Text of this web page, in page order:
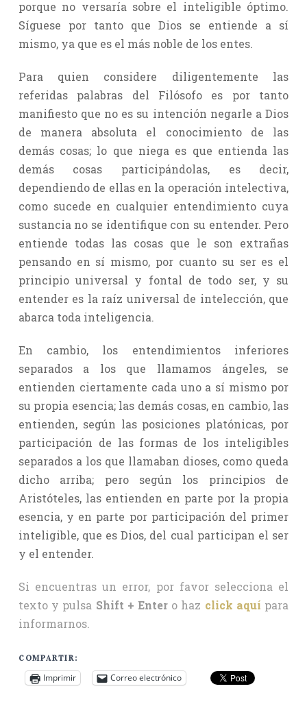
porque no versaría sobre el inteligible óptimo.
Síguese por tanto que Dios se entiende a sí
mismo, ya que es el más noble de los entes.
Para quien considere diligentemente las
referidas palabras del Filósofo es por tanto
manifiesto que no es su intención negarle a Dios
de manera absoluta el conocimiento de las
demás cosas; lo que niega es que entienda las
demás cosas participándolas, es decir,
dependiendo de ellas en la operación intelectiva,
como sucede en cualquier entendimiento cuya
sustancia no se identifique con su entender. Pero
entiende todas las cosas que le son extrañas
pensando en sí mismo, por cuanto su ser es el
principio universal y fontal de todo ser, y su
entender es la raíz universal de intelección, que
abarca toda inteligencia.
En cambio, los entendimientos inferiores
separados a los que llamamos ángeles, se
entienden ciertamente cada uno a sí mismo por
su propia esencia; las demás cosas, en cambio, las
entienden, según las posiciones platónicas, por
participación de las formas de los inteligibles
separados a los que llamaban dioses, como queda
dicho arriba; pero según los principios de
Aristóteles, las entienden en parte por la propia
esencia, y en parte por participación del primer
inteligible, que es Dios, del cual participan el ser
y el entender.
Si encuentras un error, por favor selecciona el
texto y pulsa Shift + Enter o haz click aquí para
informarnos.
COMPARTIR:
Imprimir Correo electrónico